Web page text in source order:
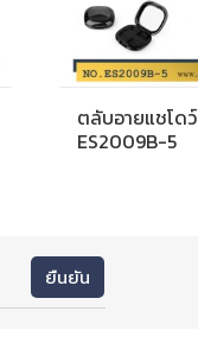
ตลับอายแชโดว์
ES2009B-5